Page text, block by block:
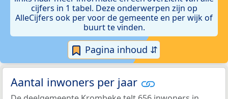
cijfers in 1 tabel. Deze onderwerpen zijn op
AlleCijfers ook per voor de gemeente en per wijk of
buurt te vinden.
Pagina inhoud ⇵
Aantal inwoners per jaar